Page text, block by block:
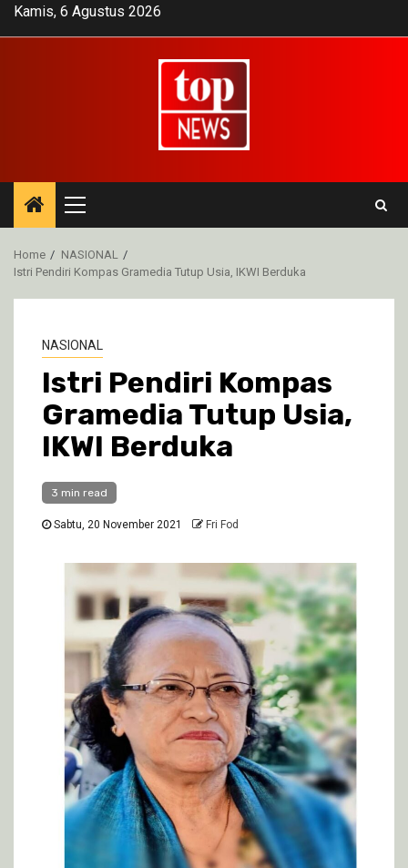
SkipKamis, 6 Agustus 2026
Primary
Menu
Home
NASIONAL
Istri Pendiri Kompas Gramedia Tutup Usia, IKWI Berduka
NASIONAL
Istri Pendiri Kompas
Gramedia Tutup Usia,
IKWI Berduka
3 min read
Sabtu, 20 November 2021 Fri Fod